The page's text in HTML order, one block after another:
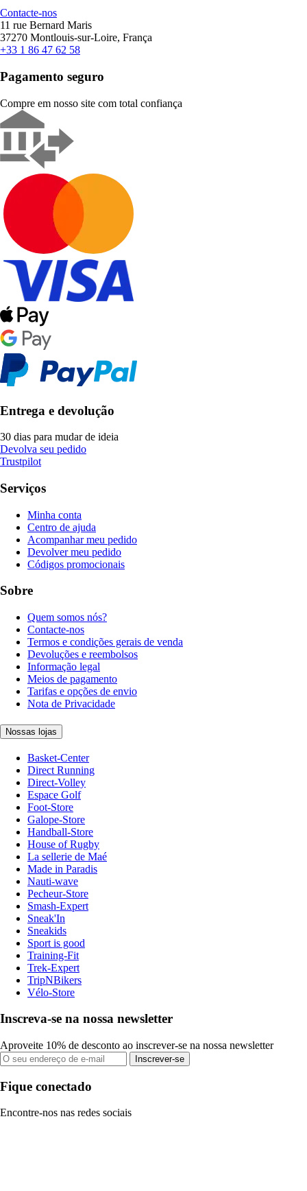
Contacte-nos
11 rue Bernard Maris
37270 Montlouis-sur-Loire, França
+33 1 86 47 62 58
Pagamento seguro
Compre em nosso site com total confiança
Entrega e devolução
30 dias para mudar de ideia
Devolva seu pedido
Trustpilot
Serviços
Minha conta
Centro de ajuda
Acompanhar meu pedido
Devolver meu pedido
Códigos promocionais
Sobre
Quem somos nós?
Contacte-nos
Termos e condições gerais de venda
Devoluções e reembolsos
Informação legal
Meios de pagamento
Tarifas e opções de envio
Nota de Privacidade
Nossas lojas
Basket-Center
Direct Running
Direct-Volley
Espace Golf
Foot-Store
Galope-Store
Handball-Store
House of Rugby
La sellerie de Maé
Made in Paradis
Nauti-wave
Pecheur-Store
Smash-Expert
Sneak'In
Sneakids
Sport is good
Training-Fit
Trek-Expert
TripNBikers
Vélo-Store
Inscreva-se na nossa newsletter
Aproveite 10% de desconto ao inscrever-se na nossa newsletter
Inscrever-se
Fique conectado
Encontre-nos nas redes sociais